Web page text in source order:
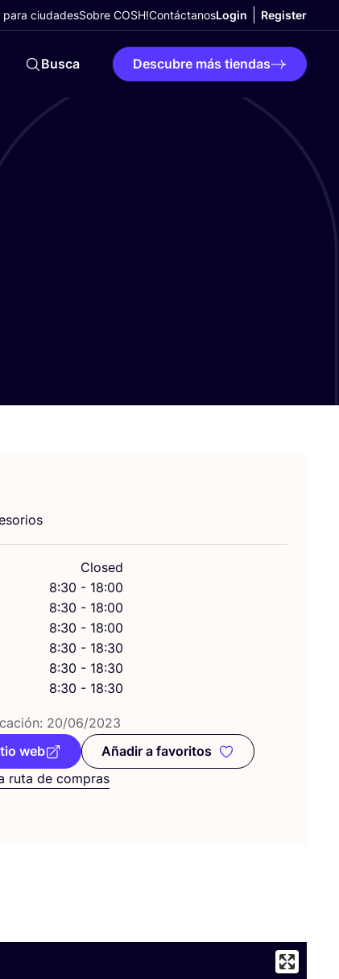
para ciudadesSobre COSH!ContáctanosLogin Register
Busca Descubre más tiendas
Closed
8:30 - 18:00
8:30 - 18:00
8:30 - 18:00
8:30 - 18:30
8:30 - 18:30
8:30 - 18:30
20/06/2023
web
Añadir a favoritos
Añadir a favoritos
ruta de compras